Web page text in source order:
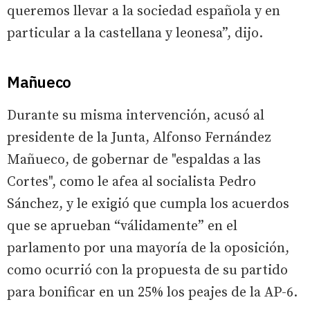
queremos llevar a la sociedad española y en
particular a la castellana y leonesa”, dijo.
Mañueco
Durante su misma intervención, acusó al
presidente de la Junta, Alfonso Fernández
Mañueco, de gobernar de "espaldas a las
Cortes", como le afea al socialista Pedro
Sánchez, y le exigió que cumpla los acuerdos
que se aprueban “válidamente” en el
parlamento por una mayoría de la oposición,
como ocurrió con la propuesta de su partido
para bonificar en un 25% los peajes de la AP-6.